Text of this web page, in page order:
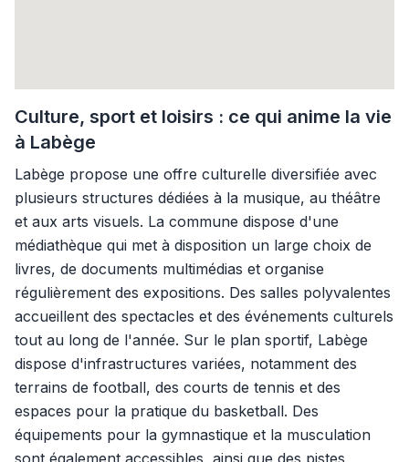
Culture, sport et loisirs : ce qui anime la vie
à Labège
Labège propose une offre culturelle diversifiée avec
plusieurs structures dédiées à la musique, au théâtre
et aux arts visuels. La commune dispose d'une
médiathèque qui met à disposition un large choix de
livres, de documents multimédias et organise
régulièrement des expositions. Des salles polyvalentes
accueillent des spectacles et des événements culturels
tout au long de l'année. Sur le plan sportif, Labège
dispose d'infrastructures variées, notamment des
terrains de football, des courts de tennis et des
espaces pour la pratique du basketball. Des
équipements pour la gymnastique et la musculation
sont également accessibles, ainsi que des pistes